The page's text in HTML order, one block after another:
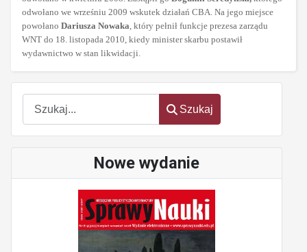
Szukaj
Szukaj
Nowe wydanie
odwołano we wrześniu 2009 wskutek działań CBA. Na jego miejsce
powołano Dariusza Nowaka, który pełnił funkcje prezesa zarządu
WNT do 18. listopada 2010, kiedy minister skarbu postawił
wydawnictwo w stan likwidacji.